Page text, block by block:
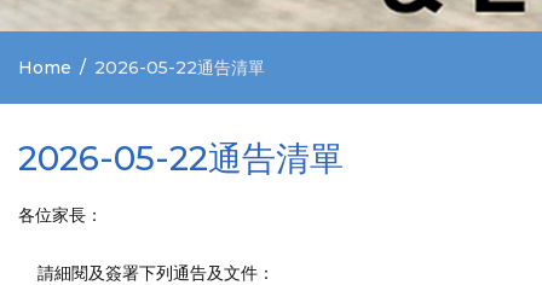
Home 2026-05-22通告清單
2026-05-22通告清單
各位家長：
請細閱及簽署下列通告及文件：